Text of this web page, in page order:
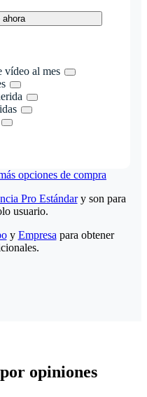
vídeo al mes
opciones de compra
Pro Estándary son para
usuario.
y Empresa para obtener
opiniones